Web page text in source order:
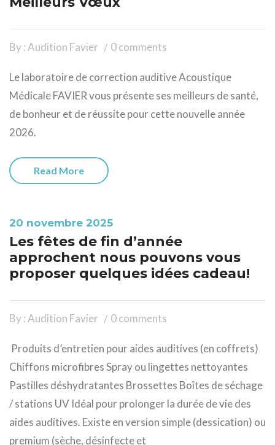
By : Audition Favier 0 comments
Le laboratoire de correction auditive Acoustique
Médicale FAVIER vous présente ses meilleurs de santé,
de bonheur et de réussite pour cette nouvelle année
2026.
Read More
20 novembre 2025
Les fêtes de fin d’année
approchent nous pouvons vous
proposer quelques idées cadeau!
By : Audition Favier 0 comments
Produits d’entretien pour aides auditives (en coffrets)
Chiffons microfibres Spray ou lingettes nettoyantes
Pastilles déshydratantes Brossettes Boîtes de séchage
/ stations UV Idéal pour prolonger la durée de vie des
aides auditives. Existe en version simple (dessication) ou
premium (sèche, désinfecte et